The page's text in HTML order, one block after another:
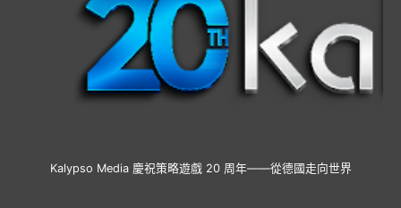
Kalypso Media 慶祝策略遊戲 20 周年——從德國走向世界